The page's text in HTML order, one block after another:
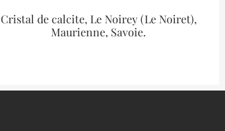
Cristal de calcite, Le Noirey (Le Noiret),
Maurienne, Savoie.